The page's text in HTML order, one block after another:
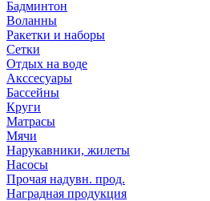
Бадминтон
Воланны
Ракетки и наборы
Сетки
Отдых на воде
Акссесуары
Бассейны
Круги
Матрасы
Мячи
Нарукавники, жилеты
Насосы
Прочая надувн. прод.
Наградная продукция